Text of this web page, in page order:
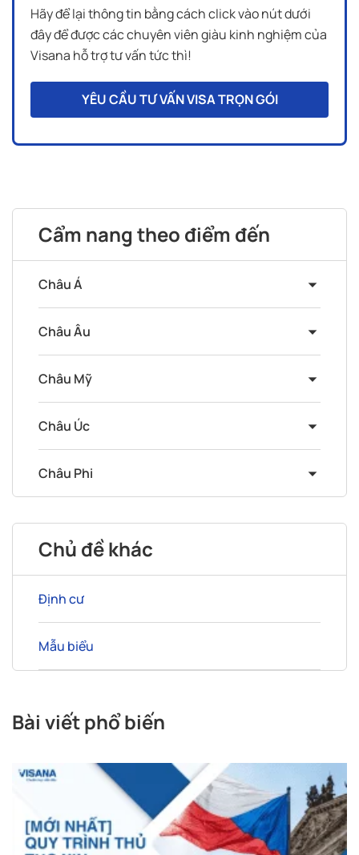
Hãy để lại thông tin bằng cách click vào nút dưới
đây để được các chuyên viên giàu kinh nghiệm của
Visana hỗ trợ tư vấn tức thì!
YÊU CẦU TƯ VẤN VISA TRỌN GÓI
Cẩm nang theo điểm đến
Châu Á
Châu Âu
Châu Mỹ
Châu Úc
Châu Phi
Chủ đề khác
Định cư
Mẫu biểu
Bài viết phổ biến